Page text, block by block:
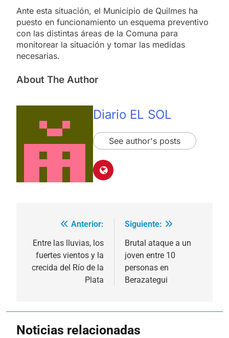
Ante esta situación, el Municipio de Quilmes ha
puesto en funcionamiento un esquema preventivo
con las distintas áreas de la Comuna para
monitorear la situación y tomar las medidas
necesarias.
About The Author
Diario EL SOL
See author's posts
Navegación
de
entradas
Anterior:
Entre las lluvias, los
fuertes vientos y la
crecida del Río de la
Plata
Siguiente:
Brutal ataque a un
joven entre 10
personas en
Berazategui
Noticias relacionadas